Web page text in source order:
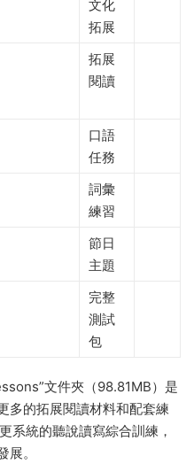
文化
拓展
拓展
閱讀
口語
任務
詞彙
練習
節日
主題
完整
測試
包
文件夾（98.81MB）是
多的拓展閱讀材料和配套練
系統的聽說讀寫綜合訓練，
。